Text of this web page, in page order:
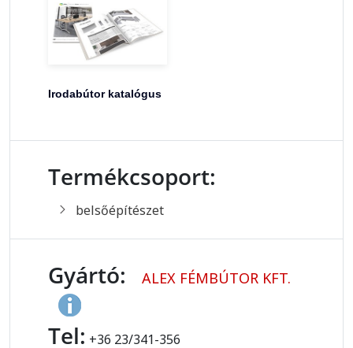
Irodabútor katalógus
Termékcsoport:
belsőépítészet
Gyártó: ALEX FÉMBÚTOR KFT.
Tel: +36 23/341-356